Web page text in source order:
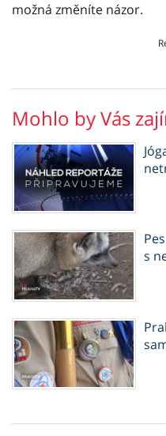
možná změníte názor.
Mohlo by Vás
s